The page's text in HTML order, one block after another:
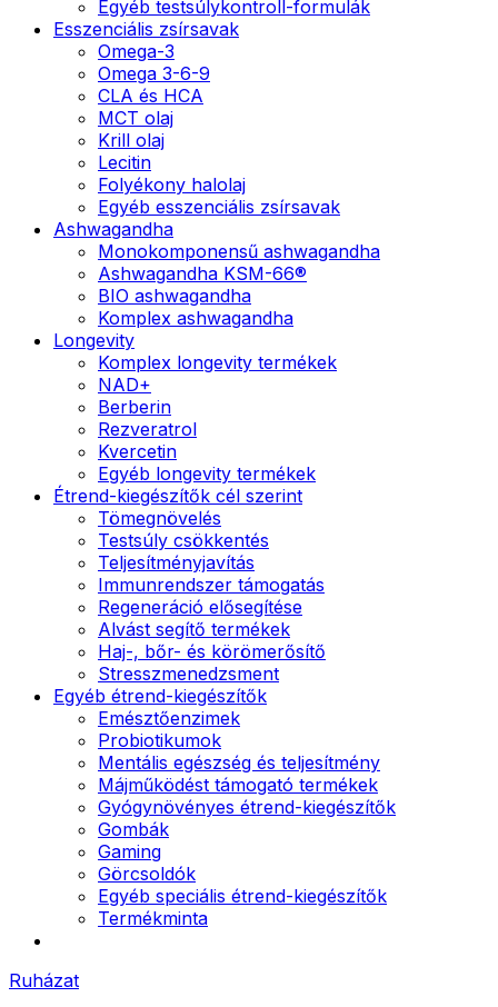
Egyéb testsúlykontroll-formulák
Esszenciális zsírsavak
Omega-3
Omega 3-6-9
CLA és HCA
MCT olaj
Krill olaj
Lecitin
Folyékony halolaj
Egyéb esszenciális zsírsavak
Ashwagandha
Monokomponensű ashwagandha
Ashwagandha KSM-66®
BIO ashwagandha
Komplex ashwagandha
Longevity
Komplex longevity termékek
NAD+
Berberin
Rezveratrol
Kvercetin
Egyéb longevity termékek
Étrend-kiegészítők cél szerint
Tömegnövelés
Testsúly csökkentés
Teljesítményjavítás
Immunrendszer támogatás
Regeneráció elősegítése
Alvást segítő termékek
Haj-, bőr- és körömerősítő
Stresszmenedzsment
Egyéb étrend-kiegészítők
Emésztőenzimek
Probiotikumok
Mentális egészség és teljesítmény
Májműködést támogató termékek
Gyógynövényes étrend-kiegészítők
Gombák
Gaming
Görcsoldók
Egyéb speciális étrend-kiegészítők
Termékminta
Ruházat